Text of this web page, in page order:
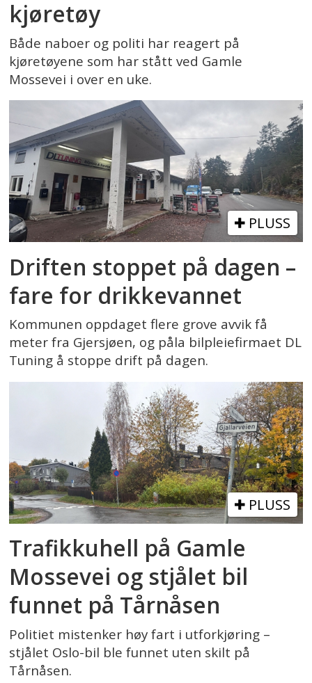
kjøretøy
Både naboer og politi har reagert på
kjøretøyene som har stått ved Gamle
Mossevei i over en uke.
PLUSS
Driften stoppet på dagen –
fare for drikkevannet
Kommunen oppdaget flere grove avvik få
meter fra Gjersjøen, og påla bilpleiefirmaet DL
Tuning å stoppe drift på dagen.
PLUSS
Trafikkuhell på Gamle
Mossevei og stjålet bil
funnet på Tårnåsen
Politiet mistenker høy fart i utforkjøring –
stjålet Oslo-bil ble funnet uten skilt på
Tårnåsen.